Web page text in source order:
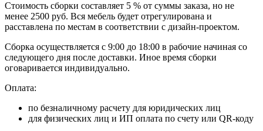
Стоимость сборки составляет 5 % от суммы заказа, но не
менее 2500 руб. Вся мебель будет отрегулирована и
расставлена по местам в соответствии с дизайн-проектом.
Сборка осуществляется с 9:00 до 18:00 в рабочие начиная со
следующего дня после доставки. Иное время сборки
оговаривается индивидуально.
Оплата:
по безналичному расчету для юридических лиц
для физических лиц и ИП оплата по счету или QR-коду